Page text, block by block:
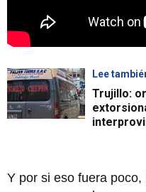
Lee
Trujillo:
Y por si eso fuera